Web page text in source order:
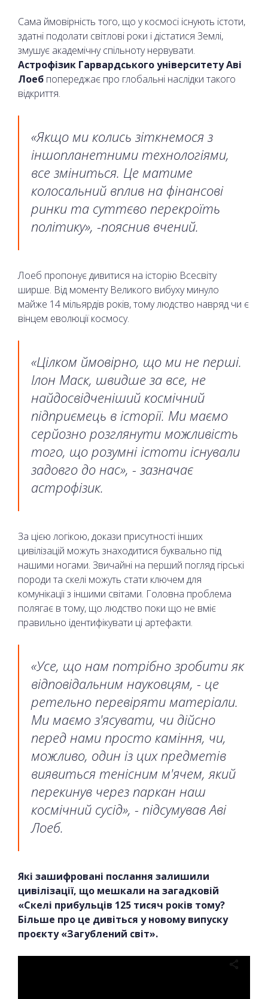
Сама ймовірність того, що у космосі існують істоти,
здатні подолати світлові роки і дістатися Землі,
змушує академічну спільноту нервувати.
Астрофізик Гарвардського університету Аві
Лоеб попереджає про глобальні наслідки такого
відкриття.
«Якщо ми колись зіткнемося з
іншопланетними технологіями,
все зміниться. Це матиме
колосальний вплив на фінансові
ринки та суттєво перекроїть
політику», -пояснив вчений.
Лоеб пропонує дивитися на історію Всесвіту
ширше. Від моменту Великого вибуху минуло
майже 14 мільярдів років, тому людство навряд чи є
вінцем еволюції космосу.
«Цілком ймовірно, що ми не перші.
Ілон Маск, швидше за все, не
найдосвідченіший космічний
підприємець в історії. Ми маємо
серйозно розглянути можливість
того, що розумні істоти існували
задовго до нас», - зазначає
астрофізик.
За цією логікою, докази присутності інших
цивілізацій можуть знаходитися буквально під
нашими ногами. Звичайні на перший погляд гірські
породи та скелі можуть стати ключем для
комунікації з іншими світами. Головна проблема
полягає в тому, що людство поки що не вміє
правильно ідентифікувати ці артефакти.
«Усе, що нам потрібно зробити як
відповідальним науковцям, - це
ретельно перевіряти матеріали.
Ми маємо з'ясувати, чи дійсно
перед нами просто каміння, чи,
можливо, один із цих предметів
виявиться тенісним м'ячем, який
перекинув через паркан наш
космічний сусід», - підсумував Аві
Лоеб.
Які зашифровані послання залишили
цивілізації, що мешкали на загадковій
«Скелі прибульців 125 тисяч років тому?
Більше про це дивіться у новому випуску
проєкту «Загублений світ».